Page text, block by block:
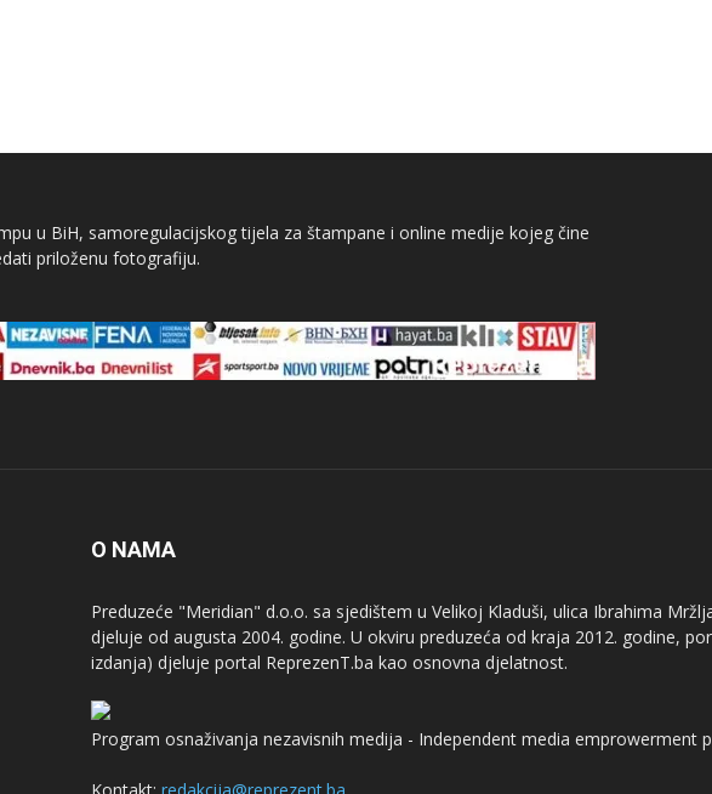
u BiH, samoregulacijskog tijela za štampane i online medije kojeg čine
priloženu fotografiju.
O NAMA
Preduzeće "Meridian" d.o.o. sa sjedištem u Velikoj Kladuši, ulica Ibrahima
djeluje od augusta 2004. godine. U okviru preduzeća od kraja 2012. godine,
izdanja) djeluje portal ReprezenT.ba kao osnovna djelatnost.
Program osnaživanja nezavisnih medija - Independent media emprowerment